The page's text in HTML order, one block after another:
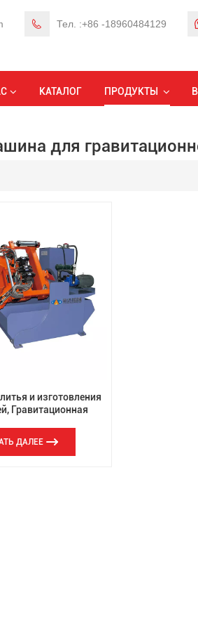
Тел. :+86 -18960484129
КАТАЛОГ ПРОДУКТЫ
для
и изготовления
Гравитационная
ДАЛЕЕ